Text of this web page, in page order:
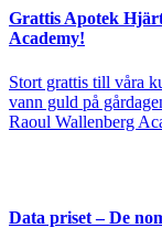
Grattis Apotek
Academy!
Stort grattis till våra
vann guld på
Raoul Wallenberg
Data priset – De